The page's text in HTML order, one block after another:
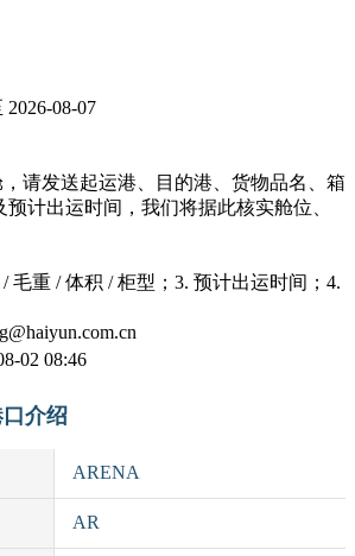
2026-08-07
请发送起运港、目的港、货物品名、箱
计出运时间，我们将据此核实舱位、
毛重 / 体积 / 柜型；3. 预计出运时间；4.
02 08:46
介绍
ARENA
AR